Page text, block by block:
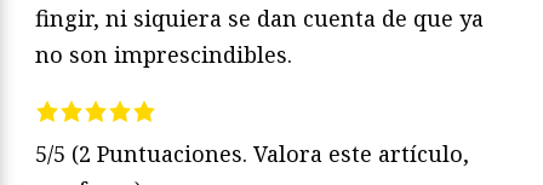
fingir, ni siquiera se dan cuenta de que ya
no son imprescindibles.
5/5 (2 Puntuaciones. Valora este artículo,